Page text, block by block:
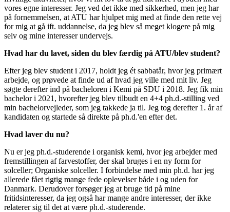
vores egne interesser. Jeg ved det ikke med sikkerhed, men jeg har
på fornemmelsen, at ATU har hjulpet mig med at finde den rette vej
for mig at gå ift. uddannelse, da jeg blev så meget klogere på mig
selv og mine interesser undervejs.
Hvad har du lavet, siden du blev færdig på ATU/blev student?
Efter jeg blev student i 2017, holdt jeg ét sabbatår, hvor jeg primært
arbejde, og prøvede at finde ud af hvad jeg ville med mit liv. Jeg
søgte derefter ind på bacheloren i Kemi på SDU i 2018. Jeg fik min
bachelor i 2021, hvorefter jeg blev tilbudt en 4+4 ph.d.-stilling ved
min bachelorvejleder, som jeg takkede ja til. Jeg tog derefter 1. år af
kandidaten og startede så direkte på ph.d.'en efter det.
Hvad laver du nu?
Nu er jeg ph.d.-studerende i organisk kemi, hvor jeg arbejder med
fremstillingen af farvestoffer, der skal bruges i en ny form for
solceller; Organiske solceller. I forbindelse med min ph.d. har jeg
allerede fået rigtig mange fede oplevelser både i og uden for
Danmark. Derudover forsøger jeg at bruge tid på mine
fritidsinteresser, da jeg også har mange andre interesser, der ikke
relaterer sig til det at være ph.d.-studerende.